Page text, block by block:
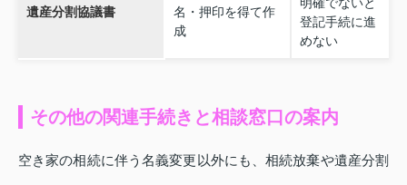
遺産分割協議書
名・押印を得て作
成
登記手続に進
めない
その他の関連手続きと相談窓口の案内
空き家の相続に伴う名義変更以外にも、相続放棄や遺産分割